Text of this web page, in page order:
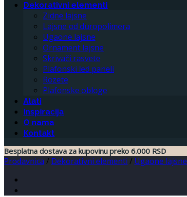
Dekorativni elementi
Zidne lajsne
Lajsne od duropolimera
Ugaone lajsne
Ornament lajsne
Skrivači rasvete
Plafonski led paneli
Rozete
Plafonske obloge
Alati
Inspiracija
O nama
Kontakt
Besplatna dostava za kupovinu preko 6.000 RSD
Prodavnica / Dekorativni elementi / Ugaone lajsne